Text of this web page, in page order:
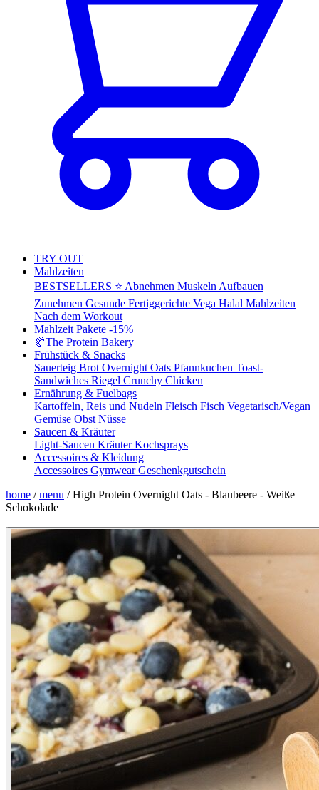
TRY OUT
Mahlzeiten
BESTSELLERS ⭐ Abnehmen Muskeln Aufbauen
Zunehmen Gesunde Fertiggerichte Vega Halal Mahlzeiten
Nach dem Workout
Mahlzeit Pakete -15%
🥐The Protein Bakery
Frühstück & Snacks
Sauerteig Brot Overnight Oats Pfannkuchen Toast-
Sandwiches Riegel Crunchy Chicken
Ernährung & Fuelbags
Kartoffeln, Reis und Nudeln Fleisch Fisch Vegetarisch/Vegan
Gemüse Obst Nüsse
Saucen & Kräuter
Light-Saucen KräuterKochsprays
Accessoires & Kleidung
Accessoires GymwearGeschenkgutschein
home / menu / High Protein Overnight Oats - Blaubeere - Weiße
Schokolade